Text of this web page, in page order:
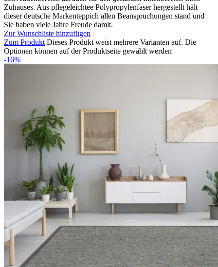
Zuhauses. Aus pflegeleichtee Polypropylenfaser hergestellt hält
dieser deutsche Markenteppich allen Beanspruchungen stand und
Sie haben viele Jahre Freude damit.
Zur Wunschliste hinzufügen
Zum Produkt Dieses Produkt weist mehrere Varianten auf. Die
Optionen können auf der Produktseite gewählt werden
-16%